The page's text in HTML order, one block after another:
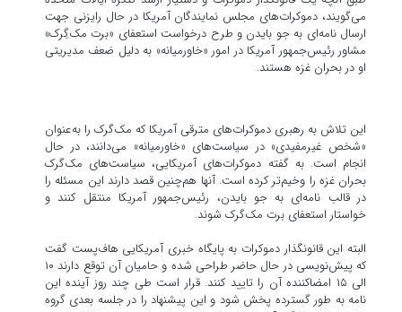
می‌گویند، دموکرات‌های مجلس نمایندگان آمریکا در حال رایزنی جهت
ارسال نامه‌ای به جو بایدن و طرح درخواست استعفای «برت مک‌گِرک»
مشاور رئیس‌جمهور آمریکا در امور «خاورمیانه» به دلیل ضعف مدیریتی
او در بحران غزه هستند.
این تلاش به رهبری دموکرات‌های مترقی آمریکا که مک‌گرک را به‌عنوان
«شخص غیرمفیدی» در سیاست‌های «خاورمیانه» می‌دانند، در حال
انجام است. به گفته دموکرات‌های آمریکایی، سیاست‌های مک‌گرک
بحران غزه را وخیم‌تر کرده است. آنها هم‌چنین قصد دارند این مسئله را
در قالب نامه‌ای به جو بایدن، رئیس‌جمهور آمریکا منتقل کنند و
خواستار استعفای برت مک‌گرک شوند.
البته این قانونگذار دموکرات به پایگاه خبری آمریکایی هاف‌پست گفت
که پیش‌نویسی در حال حاضر طراحی شده و حامیان آن توقع دارند ۱۰
الی ۱۵ امضاکننده آن را تایید کنند. قرار است طی چند روز آینده این
نامه به طور گسترده پخش شود و این پیشنهاد را در جلسه بعدی گروه